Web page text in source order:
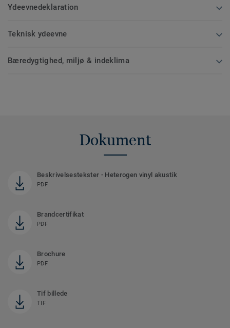
Ydeevnedeklaration
Teknisk ydeevne
Bæredygtighed, miljø & indeklima
Dokument
Beskrivelsestekster - Heterogen vinyl akustik
PDF
Brandcertifikat
PDF
Brochure
PDF
Tif billede
TIF